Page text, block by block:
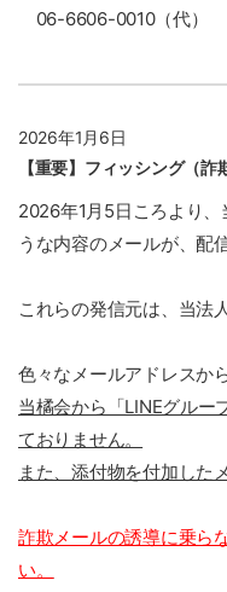
06-6606-0010（代）
2026年1月6日
【重要】フィッシング（
2026年1月5日ころより
うな内容のメールが、配
これらの発信元は、当法
色々なメールアドレスか
当橘会から「LINEグルー
ておりません。
また、添付物を付加した
詐欺メールの誘導に乗ら
い。